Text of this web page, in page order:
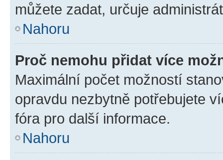
můžete zadat, určuje
Nahoru
Proč nemohu přidat více
Maximální počet možností
opravdu nezbytně potřebujete
fóra pro další informace.
Nahoru